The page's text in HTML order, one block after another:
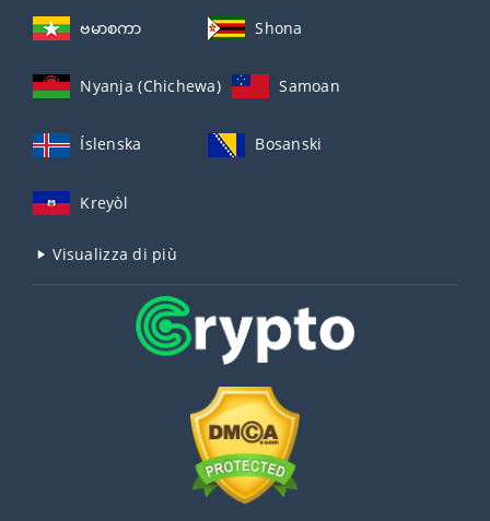
ဗမာစကာ Shona
Nyanja (Chichewa) Samoan
Íslenska Bosanski
Kreyòl
Visualizza di più